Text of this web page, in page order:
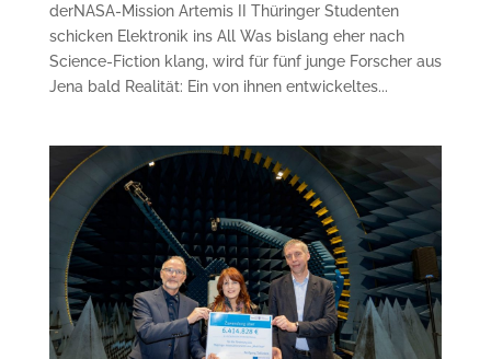
derNASA-Mission Artemis II Thüringer Studenten
schicken Elektronik ins All Was bislang eher nach
Science-Fiction klang, wird für fünf junge Forscher aus
Jena bald Realität: Ein von ihnen entwickeltes...